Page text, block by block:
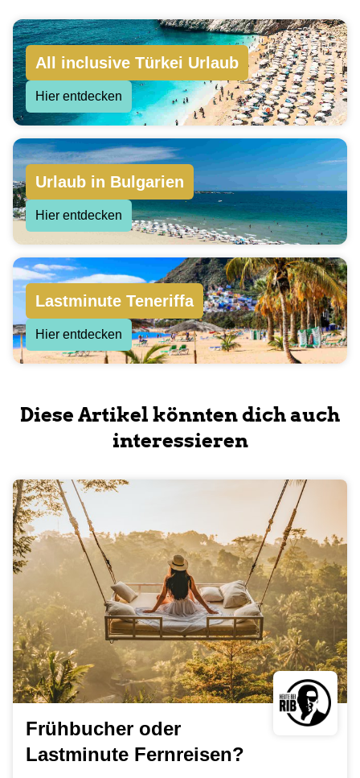
All inclusive Türkei Urlaub
Hier entdecken
Urlaub in Bulgarien
Hier entdecken
Lastminute Teneriffa
Hier entdecken
Diese Artikel könnten dich auch
interessieren
Frühbucher oder
Lastminute Fernreisen?